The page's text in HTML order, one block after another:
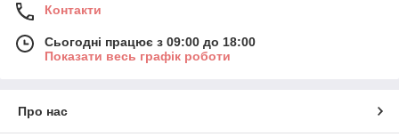
Контакти
Сьогодні працює з 09:00 до 18:00
Показати весь графік роботи
Про нас